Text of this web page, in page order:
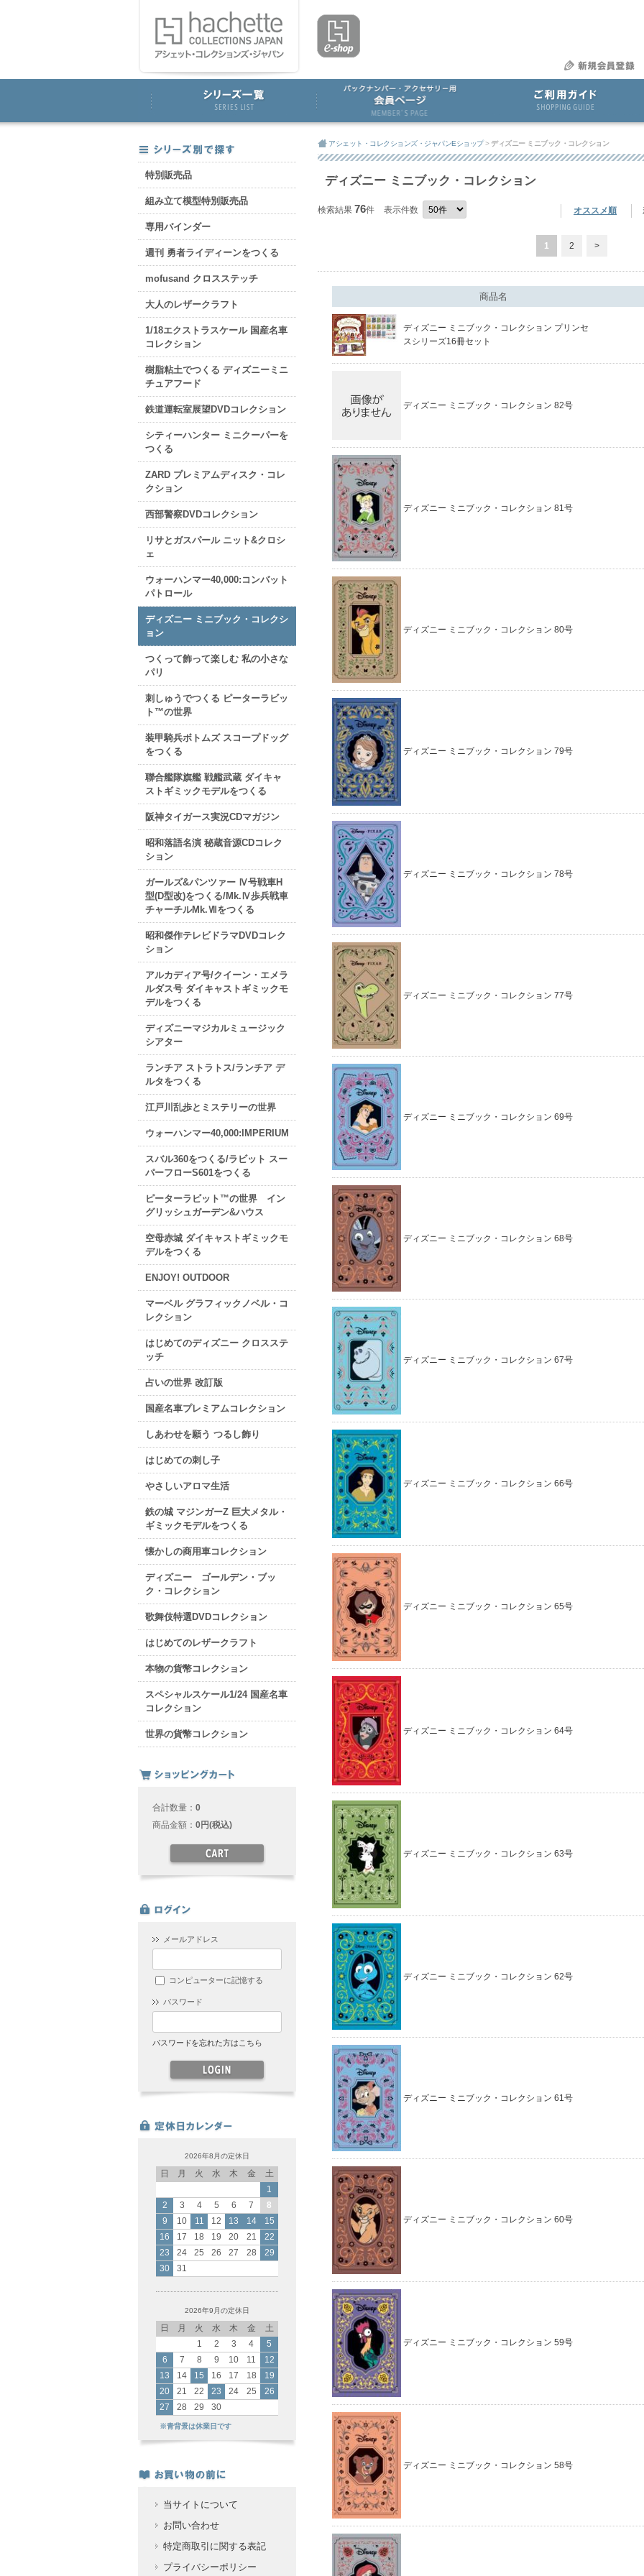
特別販売品
組み立て模型特別販売品
専用バインダー
週刊 勇者ライディーンをつくる
mofusand クロスステッチ
大人のレザークラフト
1/18エクストラスケール 国産名車
コレクション
樹脂粘土でつくる ディズニーミニ
チュアフード
鉄道運転室展望DVDコレクション
シティーハンター ミニクーパーを
つくる
ZARD プレミアムディスク・コレ
クション
西部警察DVDコレクション
リサとガスパール ニット&クロシ
ェ
ウォーハンマー40,000:コンバット
パトロール
ディズニー ミニブック・コレクシ
ョン
つくって飾って楽しむ 私の小さな
パリ
刺しゅうでつくる ピーターラビッ
ト™の世界
装甲騎兵ボトムズ スコープドッグ
をつくる
聯合艦隊旗艦 戦艦武蔵 ダイキャ
ストギミックモデルをつくる
阪神タイガース実況CDマガジン
昭和落語名演 秘蔵音源CDコレク
ション
ガールズ&パンツァー Ⅳ号戦車H
型(D型改)をつくる/Mk.Ⅳ歩兵戦車
チャーチルMk.Ⅶをつくる
昭和傑作テレビドラマDVDコレク
ション
アルカディア号/クイーン・エメラ
ルダス号 ダイキャストギミックモ
デルをつくる
ディズニーマジカルミュージック
シアター
ランチア ストラトス/ランチア デ
ルタをつくる
江戸川乱歩とミステリーの世界
ウォーハンマー40,000:IMPERIUM
スバル360をつくる/ラビット スー
パーフローS601をつくる
ピーターラビット™の世界 イン
グリッシュガーデン&ハウス
空母赤城 ダイキャストギミックモ
デルをつくる
ENJOY! OUTDOOR
マーベル グラフィックノベル・コ
レクション
はじめてのディズニー クロスステ
ッチ
占いの世界 改訂版
国産名車プレミアムコレクション
しあわせを願う つるし飾り
はじめての刺し子
やさしいアロマ生活
鉄の城 マジンガーZ 巨大メタル・
ギミックモデルをつくる
懐かしの商用車コレクション
ディズニー ゴールデン・ブッ
ク・コレクション
歌舞伎特選DVDコレクション
はじめてのレザークラフト
本物の貨幣コレクション
スペシャルスケール1/24 国産名車
コレクション
世界の貨幣コレクション
合計数量： 0
商品金額： 0円(税込)
メールアドレス
コンピューターに記憶する
パスワード
パスワードを忘れた方はこちら
2026年8月の定休日
日 月 火 水 木 金
土
1
2
3 4 5 6 7
8
9
10 11 12 13 14
15
16
17 18 19 20 21
22
23
24 25 26 27 28
29
30
31
2026年9月の定休日
日 月 火 水 木 金
土
1
2 3 4
5
6
7 8 9 10 11
12
13
14 15 16 17 18
19
20
21 22 23 24 25
26
27
28 29 30
※青背景は休業日です
当サイトについて
お問い合わせ
特定商取引に関する表記
プライバシーポリシー
アシェット・コレクションズ・ジャパンEショップ>ディズニー ミニブック・コレクション
ディズニー ミニブック・コレクション
検索結果 76件 表示件数 オススメ順
1 2 >
商品名
ディズニー ミニブック・コレクション プリンセ
スシリーズ16冊セット
ディズニー ミニブック・コレクション 82号
ディズニー ミニブック・コレクション 81号
ディズニー ミニブック・コレクション 80号
ディズニー ミニブック・コレクション 79号
ディズニー ミニブック・コレクション 78号
ディズニー ミニブック・コレクション 77号
ディズニー ミニブック・コレクション 69号
ディズニー ミニブック・コレクション 68号
ディズニー ミニブック・コレクション 67号
ディズニー ミニブック・コレクション 66号
ディズニー ミニブック・コレクション 65号
ディズニー ミニブック・コレクション 64号
ディズニー ミニブック・コレクション 63号
ディズニー ミニブック・コレクション 62号
ディズニー ミニブック・コレクション 61号
ディズニー ミニブック・コレクション 60号
ディズニー ミニブック・コレクション 59号
ディズニー ミニブック・コレクション 58号